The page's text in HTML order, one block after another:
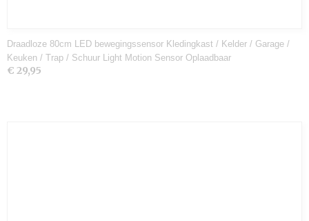
Draadloze 80cm LED bewegingssensor Kledingkast / Kelder / Garage /
Keuken / Trap / Schuur Light Motion Sensor Oplaadbaar
€ 29,95